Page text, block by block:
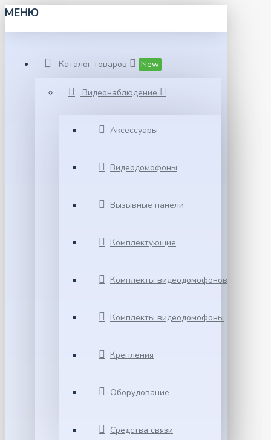
МЕНЮ
Каталог товаров New
Видеонаблюдение
Аксессуары
Видеодомофоны
Вызывные панели
Комплектующие
Комплекты видеодомофонов
Комплекты видеодомофоны
Крепления
Оборудование
Средства связи